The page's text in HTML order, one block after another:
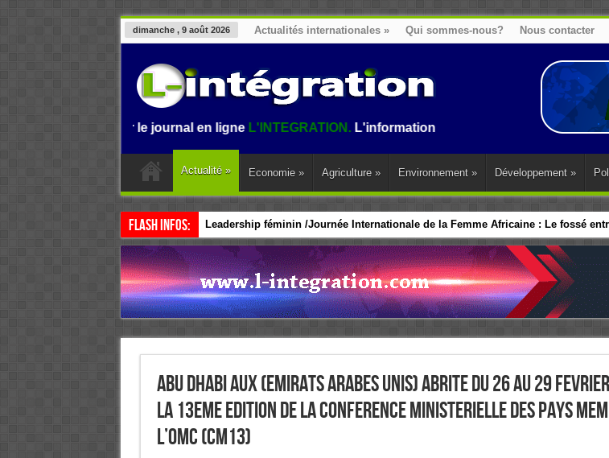
dimanche , 9 août 2026 Actualités internationales » Qui sommes-nous? Nous contacter
sur le journal en ligneL'INTEGRATION.L'information au Benin, en Afrique et dans le monde.
Actualité » Economie » Agriculture » Environnement » Développement »
Flash Infos: Leadership féminin /Journée Internationale de la Femme Africaine : Le fossé
Abu Dhabi aux (Emirats Arabes Unis) abrite du 26 au 29
la 13eme edition de la Conference ministerielle des pays
l’OMC (CM13)